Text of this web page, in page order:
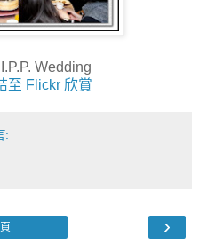
Wedding
至 Flickr 欣賞
:
›